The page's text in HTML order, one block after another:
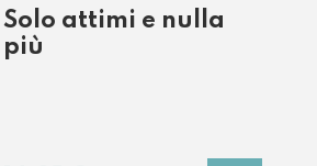
Solo attimi e nulla
più